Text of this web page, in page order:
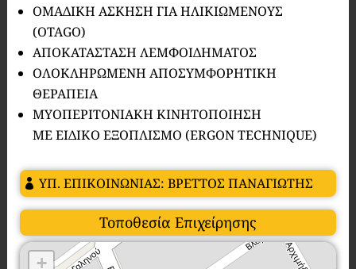
ΟΜΑΔΙΚΗ ΑΣΚΗΣΗ ΓΙΑ ΗΛΙΚΙΩΜΕΝΟΥΣ
(OTAGO)
ΑΠΟΚΑΤΑΣΤΑΣΗ ΛΕΜΦΟΙΔΗΜΑΤΟΣ
ΟΛΟΚΛΗΡΩΜΕΝΗ ΑΠΟΣΥΜΦΟΡΗΤΙΚΗ
ΘΕΡΑΠΕΙΑ
ΜΥΟΠΕΡΙΤΟΝΙΑΚΗ ΚΙΝΗΤΟΠΟΙΗΣΗ
ΜΕ ΕΙΔΙΚΟ ΕΞΟΠΛΙΣΜΟ (ERGON TECHNIQUE)
ΥΠ. ΕΠΙΚΟΙΝΩΝΙΑΣ: ΒΡΕΤΤΟΣ ΠΑΝΑΓΙΩΤΗΣ
Τοποθεσία Επιχείρησης
+